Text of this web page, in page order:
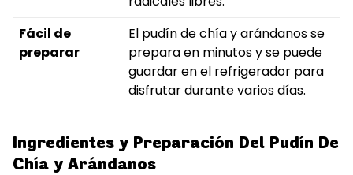
Fácil de
preparar
El pudín de chía y arándanos se
prepara en minutos y se puede
guardar en el refrigerador para
disfrutar durante varios días.
Ingredientes y Preparación Del Pudín De
Chía y Arándanos